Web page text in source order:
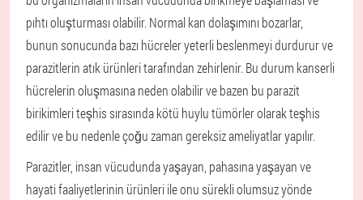
pıhtı oluşturması olabilir. Normal kan dolaşımını bozarlar,
bunun sonucunda bazı hücreler yeterli beslenmeyi durdurur ve
parazitlerin atık ürünleri tarafından zehirlenir. Bu durum kanserli
hücrelerin oluşmasına neden olabilir ve bazen bu parazit
birikimleri teşhis sırasında kötü huylu tümörler olarak teşhis
edilir ve bu nedenle çoğu zaman gereksiz ameliyatlar yapılır.
Parazitler, insan vücudunda yaşayan, pahasına yaşayan ve
hayati faaliyetlerinin ürünleri ile onu sürekli olumsuz yönde